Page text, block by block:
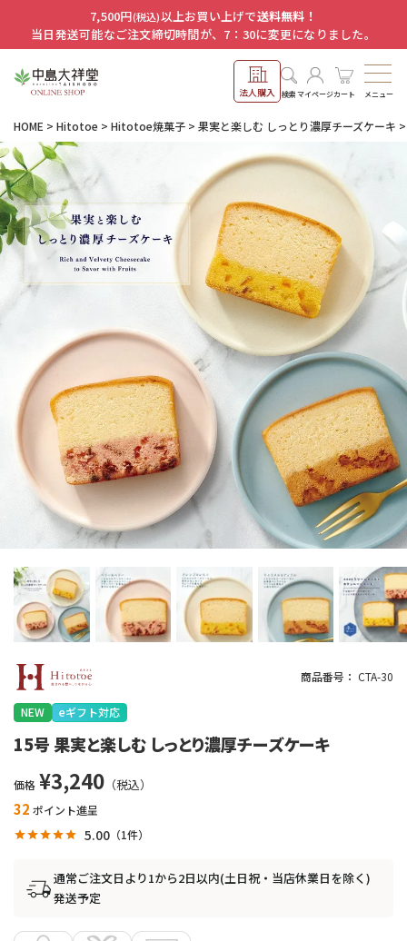
7,500円(税込)以上お買い上げで送料無料！
当日発送可能なご注文締切時間が、7：30に変更になりました。
法人購入 検索マイページカート メニュー
HOME Hitotoe Hitotoe焼菓子 果実と楽しむ しっとり濃厚チーズケーキ
商品番号 CTA-30
NEW eギフト対応
15号 果実と楽しむ しっとり濃厚チーズケーキ
価格 ¥3,240
32 ポイント進呈
5.00 1
通常ご注文日より1から2日以内(土日祝・当店休業日を除く)
発送予定